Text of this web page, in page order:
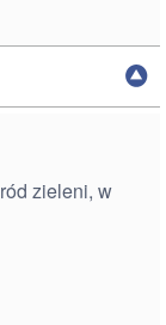
zieleni, w